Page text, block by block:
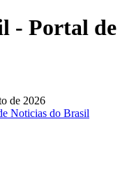
- Portal de
de 2026